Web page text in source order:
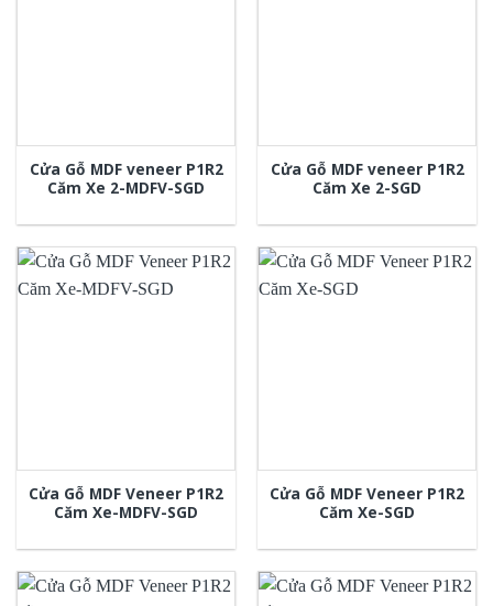
Cửa Gỗ MDF veneer P1R2
Căm Xe 2-MDFV-SGD
Cửa Gỗ MDF veneer P1R2
Căm Xe 2-SGD
Cửa Gỗ MDF Veneer P1R2
Căm Xe-MDFV-SGD
Cửa Gỗ MDF Veneer P1R2
Căm Xe-SGD